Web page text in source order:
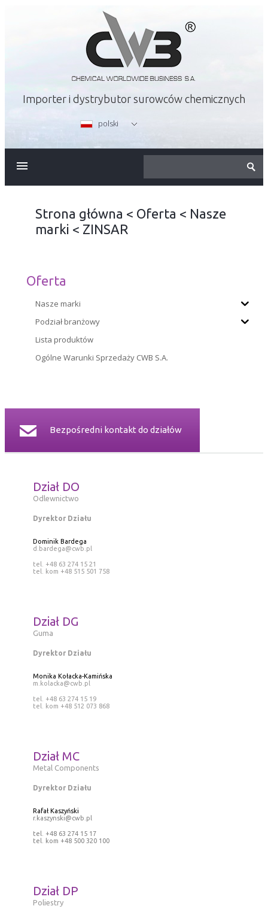
Importer i dystrybutor surowców chemicznych
polski
CERTYFIKATY
BEZPIECZEŃSTWO INFORMACJI
Strona główna < Oferta < Nasze
marki < ZINSAR
Oferta
Nasze marki
Podział branżowy
Lista produktów
Ogólne Warunki Sprzedaży CWB S.A.
Bezpośredni kontakt do działów
Dział DO
Odlewnictwo
Dyrektor Działu
Dominik Bardega
d.bardega@cwb.pl
tel. +48 63 274 15 21
tel. kom +48 515 501 758
Dział DG
Guma
Dyrektor Działu
Monika Kołacka-Kamińska
m.kolacka@cwb.pl
tel. +48 63 274 15 19
tel. kom +48 512 073 868
Dział MC
Metal Components
Dyrektor Działu
Rafał Kaszyński
r.kaszynski@cwb.pl
tel. +48 63 274 15 17
tel. kom +48 500 320 100
Dział DP
Poliestry